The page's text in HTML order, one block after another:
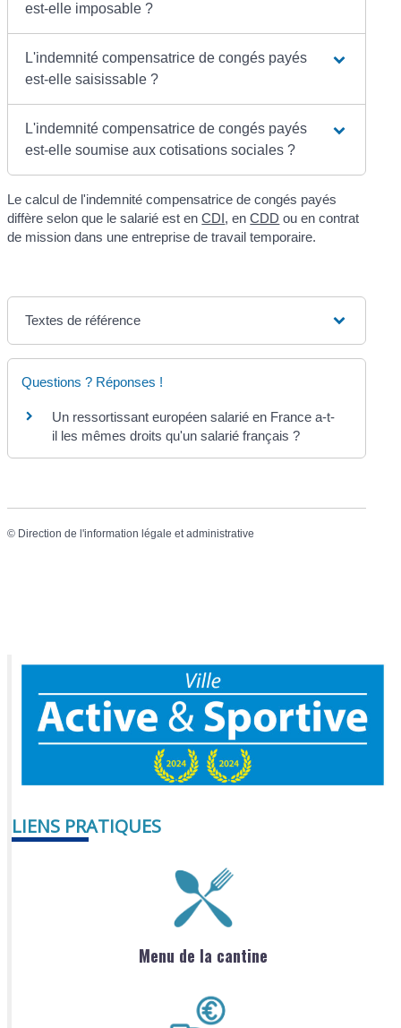
est-elle imposable ?
L'indemnité compensatrice de congés payés
est-elle saisissable ?
L'indemnité compensatrice de congés payés
est-elle soumise aux cotisations sociales ?
Le calcul de l'indemnité compensatrice de congés payés
diffère selon que le salarié est enCDI, enCDD ou en contrat
de mission dans une entreprise de travail temporaire.
Textes de référence
Questions ? Réponses !
Un ressortissant européen salarié en France a-t-
il les mêmes droits qu'un salarié français ?
© Direction de l'information légale et administrative
LIENS PRATIQUES
Menu de la cantine